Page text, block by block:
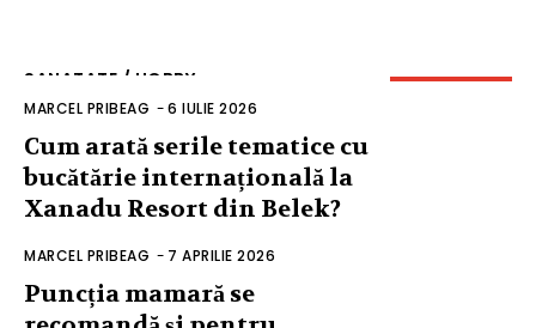
SANATATE / HOBBY
MARCEL PRIBEAG -6 IULIE 2026
Cum arată serile tematice cu
bucătărie internațională la
Xanadu Resort din Belek?
MARCEL PRIBEAG - 7 APRILIE 2026
Puncția mamară se